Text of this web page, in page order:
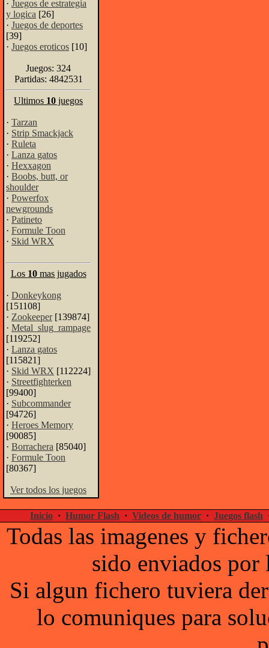
· Juegos de estrategia
y logica [26]
· Juegos de deportes
[39]
· Juegos eroticos [10]
Juegos: 324
Partidas: 4842531
Ultimos 10 juegos
· Tarzan
· Strip Smackjack
· Ruleta
· Lanza gatos
· Hexxagon
· Boobs, butt, or
shoulder
· Powerfox
newgrounds
· Patineto
· Formule Toon
· Skid WRX
Los 10mas jugados
· Donkeykong
[151108]
· Zookeeper[139874]
· Metal_slug_rampage
[119252]
· Lanza gatos
[115821]
· Skid WRX [112224]
· Streetfighterken
[99400]
· Subcommander
[94726]
· Heroes Memory
[90085]
· Borrachera [85040]
· Formule Toon
[80367]
Ver todos los juegos
Inicio · Humor Flash · Videos de humor · Juegos flash
Todas las imagenes y
sido enviados por
Si algun fichero tuviera
lo comuniques para